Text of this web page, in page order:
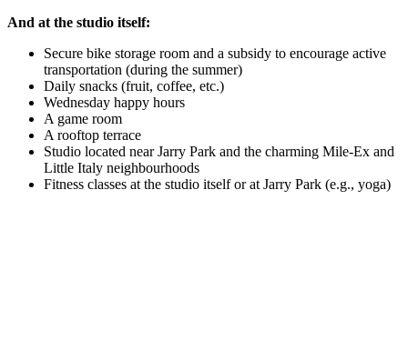
And at the studio itself:
Secure bike storage room and a subsidy to encourage active
transportation (during the summer)
Daily snacks (fruit, coffee, etc.)
Wednesday happy hours
A game room
A rooftop terrace
Studio located near Jarry Park and the charming Mile-Ex and
Little Italy neighbourhoods
Fitness classes at the studio itself or at Jarry Park (e.g., yoga)